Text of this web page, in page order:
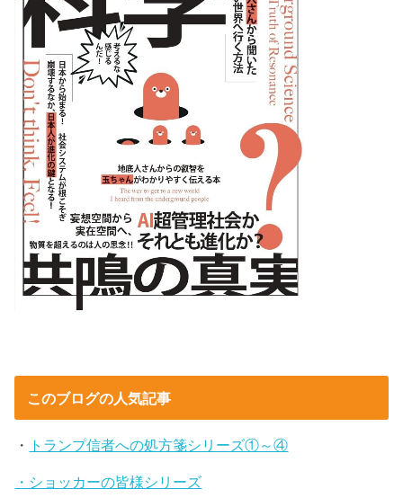
このブログの人気記事
・ トランプ信者への処方箋シリーズ①～④
・ショッカーの皆様シリーズ